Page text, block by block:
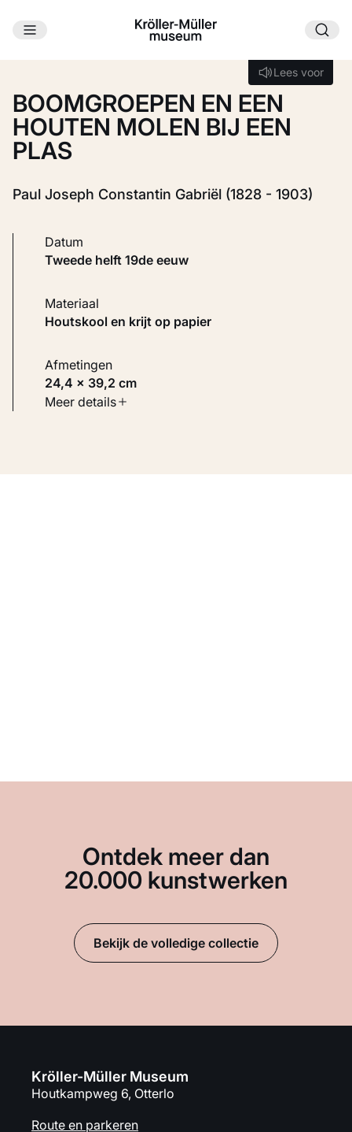
Ga naar hoofdinhoud
Lees voor
Lees voor
BOOMGROEPEN EN EEN
HOUTEN MOLEN BIJ EEN
PLAS
Paul Joseph Constantin Gabriël (1828 - 1903)
Datum
tweede helft 19de eeuw
Materiaal
Houtskool en krijt op papier
Afmetingen
24,4 × 39,2 cm
Soort werk
Meer details
Ontdek meer dan
20.000 kunstwerken
Bekijk de volledige collectie
Kröller-Müller Museum
Houtkampweg 6, Otterlo
Route en parkeren